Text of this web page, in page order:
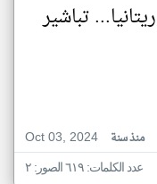
تباشير
Oct 03, 2024
منذ سنة
عدد الكلمات: ٦١٩ الصور: ٢